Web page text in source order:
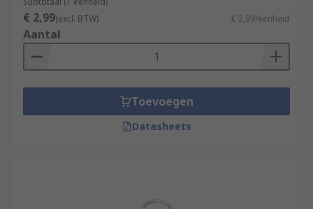
€ 2,99(excl. BTW) € 2,99/eenheid
Aantal
Toevoegen
Datasheets